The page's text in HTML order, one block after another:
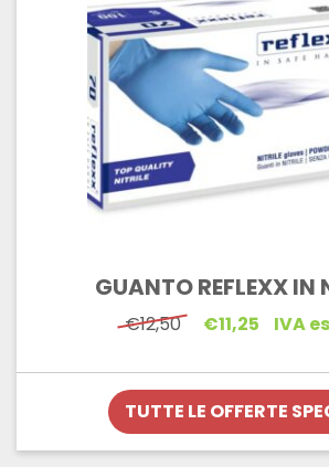
GUANTO REFLEXX IN
€12,50 Il
era:
€12,50.
€11,25
Il
è:
€11,25.
IVA
TUTTE LE OFFERTE